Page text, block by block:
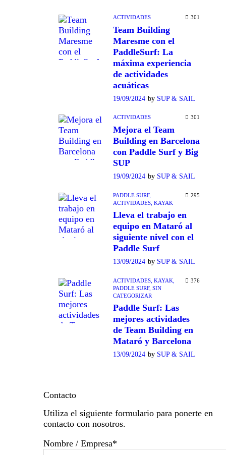
ACTIVIDADES 301
Team Building
Maresme con el
PaddleSurf: La
máxima experiencia
de actividades
acuáticas
19/09/2024 by SUP & SAIL
ACTIVIDADES 301
Mejora el Team
Building en Barcelona
con Paddle Surf y Big
SUP
19/09/2024 by SUP & SAIL
PADDLE SURF,
ACTIVIDADES, KAYAK
295
Lleva el trabajo en
equipo en Mataró al
siguiente nivel con el
Paddle Surf
13/09/2024 by SUP & SAIL
ACTIVIDADES, KAYAK,
PADDLE SURF, SIN
CATEGORIZAR
376
Paddle Surf: Las
mejores actividades
de Team Building en
Mataró y Barcelona
13/09/2024 by SUP & SAIL
Contacto
Utiliza el siguiente formulario para ponerte en
contacto con nosotros.
Nombre / Empresa*